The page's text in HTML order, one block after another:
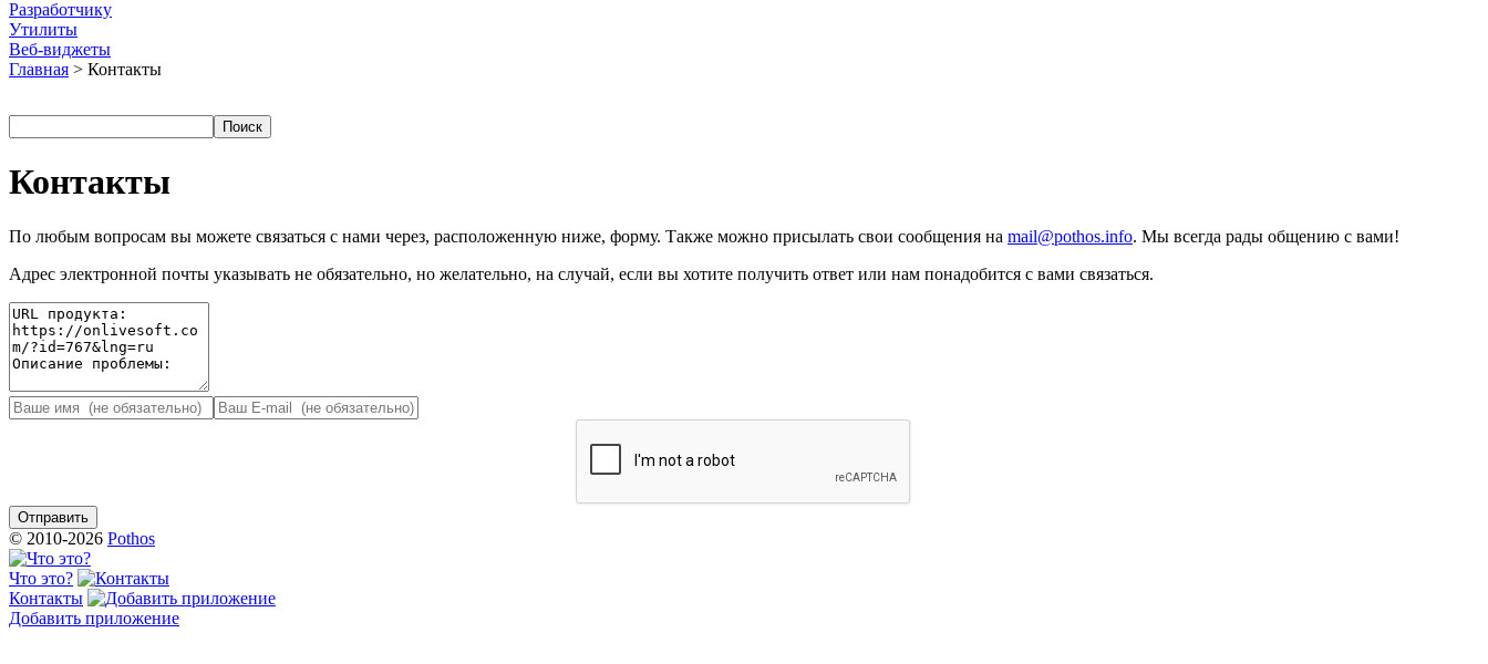
Разработчику
Утилиты
Веб-виджеты
Главная > Контакты
Контакты
По любым вопросам вы можете связаться с нами через, расположенную ниже, форму. Также можно присылать свои сообщения на mail@pothos.info. Мы всегда рады общению с вами!
Адрес электронной почты указывать не обязательно, но желательно, на случай, если вы хотите получить ответ или нам понадобится с вами связаться.
© 2010-2026 Pothos
Что это?
Контакты
Добавить приложение